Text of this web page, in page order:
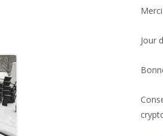
Merci
Jour